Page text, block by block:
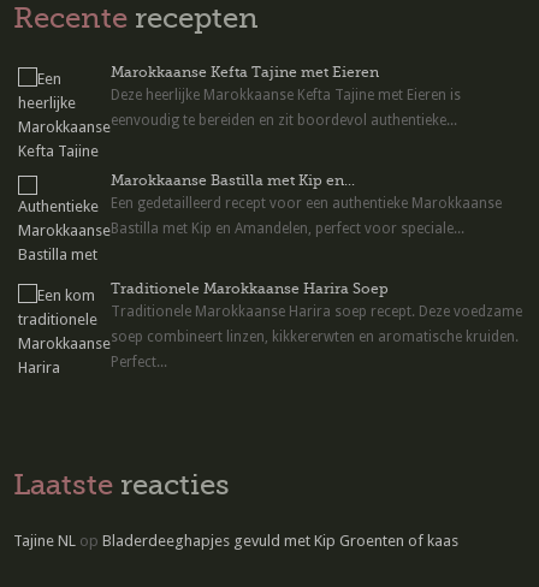
Recente recepten
Marokkaanse Kefta Tajine met Eieren
Deze heerlijke Marokkaanse Kefta Tajine met Eieren is
eenvoudig te bereiden en zit boordevol authentieke...
Marokkaanse Bastilla met Kip en...
Een gedetailleerd recept voor een authentieke Marokkaanse
Bastilla met Kip en Amandelen, perfect voor speciale...
Traditionele Marokkaanse Harira Soep
Traditionele Marokkaanse Harira soep recept. Deze voedzame
soep combineert linzen, kikkererwten en aromatische kruiden.
Perfect...
Laatste reacties
Tajine NL opBladerdeeghapjes gevuld met Kip Groenten of kaas